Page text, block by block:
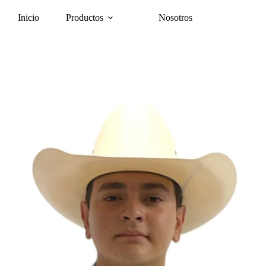
Inicio Productos Nosotros